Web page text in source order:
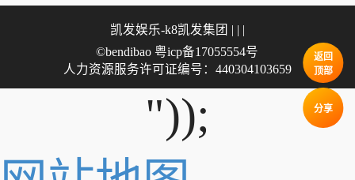
返回
顶部
分享
凯发娱乐-k8凯发集团 | | |
©bendibao 粤icp备17055554号
人力资源服务许可证编号：440304103659
"));